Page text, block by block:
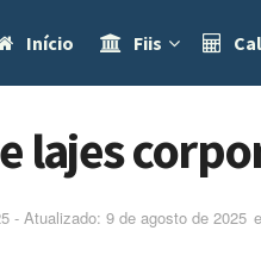
Início Fiis
lajes
- Atualizado: 9 de agosto de 2025